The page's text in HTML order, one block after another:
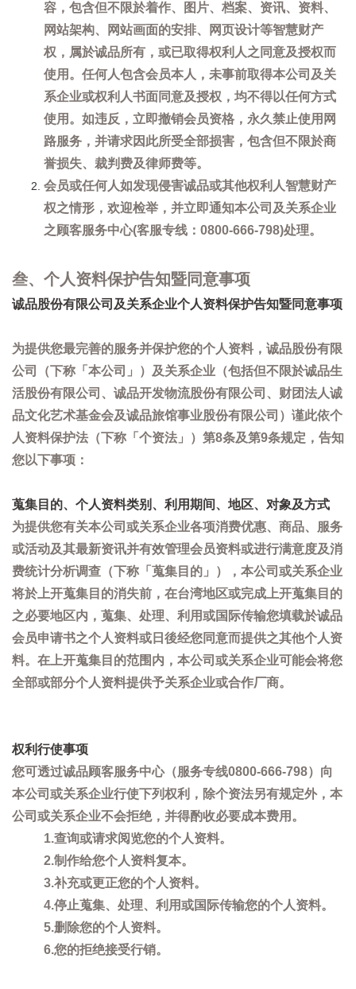
容，包含但不限於着作、图片、档案、资讯、资料、
网站架构、网站画面的安排、网页设计等智慧财产
权，属於诚品所有，或已取得权利人之同意及授权而
使用。任何人包含会员本人，未事前取得本公司及关
系企业或权利人书面同意及授权，均不得以任何方式
使用。如违反，立即撤销会员资格，永久禁止使用网
路服务，并请求因此所受全部损害，包含但不限於商
誉损失、裁判费及律师费等。
会员或任何人如发现侵害诚品或其他权利人智慧财产
权之情形，欢迎检举，并立即通知本公司及关系企业
之顾客服务中心(客服专线：0800-666-798)处理。
叁、个人资料保护告知暨同意事项
诚品股份有限公司及关系企业个人资料保护告知暨同意事项
为提供您最完善的服务并保护您的个人资料，诚品股份有限
公司（下称「本公司」）及关系企业（包括但不限於诚品生
活股份有限公司、诚品开发物流股份有限公司、财团法人诚
品文化艺术基金会及诚品旅馆事业股份有限公司）谨此依个
人资料保护法（下称「个资法」）第8条及第9条规定，告知
您以下事项：
蒐集目的、个人资料类别、利用期间、地区、对象及方式
为提供您有关本公司或关系企业各项消费优惠、商品、服务
或活动及其最新资讯并有效管理会员资料或进行满意度及消
费统计分析调查（下称「蒐集目的」），本公司或关系企业
将於上开蒐集目的消失前，在台湾地区或完成上开蒐集目的
之必要地区内，蒐集、处理、利用或国际传输您填载於诚品
会员申请书之个人资料或日後经您同意而提供之其他个人资
料。在上开蒐集目的范围内，本公司或关系企业可能会将您
全部或部分个人资料提供予关系企业或合作厂商。
权利行使事项
您可透过诚品顾客服务中心（服务专线0800-666-798）向
本公司或关系企业行使下列权利，除个资法另有规定外，本
公司或关系企业不会拒绝，并得酌收必要成本费用。
1.查询或请求阅览您的个人资料。
2.制作给您个人资料复本。
3.补充或更正您的个人资料。
4.停止蒐集、处理、利用或国际传输您的个人资料。
5.删除您的个人资料。
6.您的拒绝接受行销。